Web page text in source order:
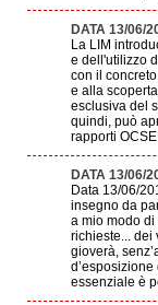
DATA 13/06/
La LIM
e dell'utilizzo
con il
e alla
esclusiva del
quindi, può
rapporti
DATA 13/06/
Data 13/06/
insegno da
a mio modo
richieste... dei
gioverà,
essenziale è